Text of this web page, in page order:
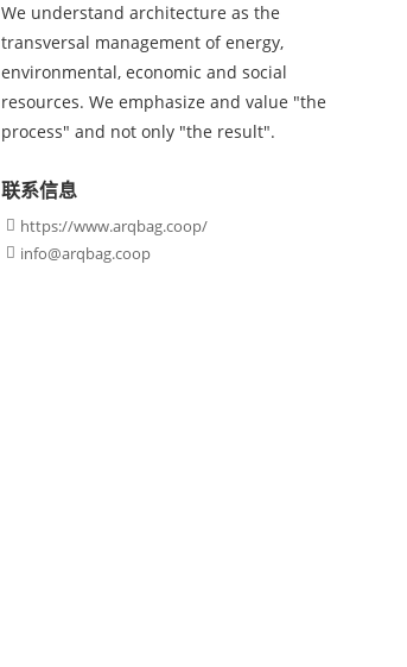
We understand architecture as the
transversal management of energy,
environmental, economic and social
resources. We emphasize and value "the
process" and not only "the result".
联系信息
 https://www.arqbag.coop/
 info@arqbag.coop